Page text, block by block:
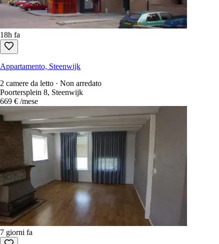
18h fa
Appartamento, Steenwijk
2 camere da letto · Non arredato
Poortersplein 8, Steenwijk
669 € /mese
7 giorni fa